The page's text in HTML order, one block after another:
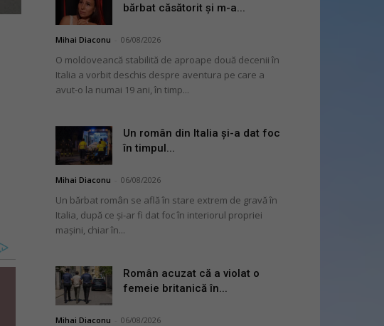
bărbat căsătorit și m-a...
Mihai Diaconu 06/08/2026
O moldoveancă stabilită de aproape două decenii în
Italia a vorbit deschis despre aventura pe care a
avut-o la numai 19 ani, în timp...
Un român din Italia și-a dat foc
în timpul...
Mihai Diaconu 06/08/2026
Un bărbat român se află în stare extrem de gravă în
Italia, după ce și-ar fi dat foc în interiorul propriei
mașini, chiar în...
Român acuzat că a violat o
femeie britanică în...
Mihai Diaconu 06/08/2026